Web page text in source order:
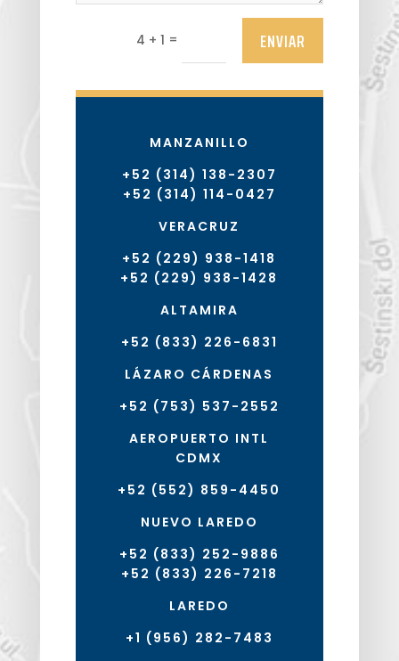
4 + 1 = ENVIAR
MANZANILLO
+52 (314) 138-2307
+52 (314) 114-0427
VERACRUZ
+52 (229) 938-1418
+52 (229) 938-1428
ALTAMIRA
+52 (833) 226-6831
LÁZARO CÁRDENAS
+52 (753) 537-2552
AEROPUERTO INTL
CDMX
+52 (552) 859-4450
NUEVO LAREDO
+52 (833) 252-9886
+52 (833) 226-7218
LAREDO
+1 (956) 282-7483